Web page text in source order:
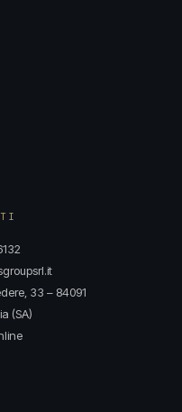
33 – 84091
(SA)